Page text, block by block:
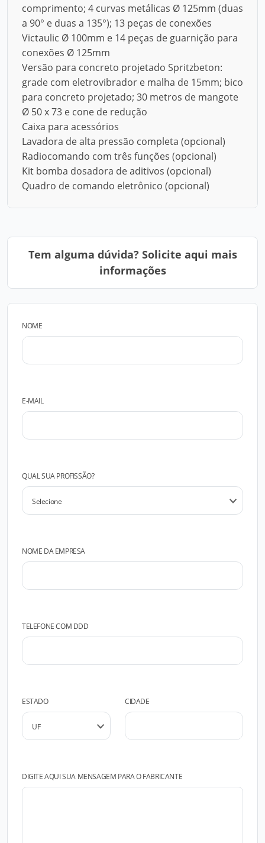
comprimento; 4 curvas metálicas Ø 125mm (duas
a 90° e duas a 135°); 13 peças de conexões
Victaulic Ø 100mm e 14 peças de guarnição para
conexões Ø 125mm
Versão para concreto projetado Spritzbeton:
grade com eletrovibrador e malha de 15mm; bico
para concreto projetado; 30 metros de mangote
Ø 50 x 73 e cone de redução
Caixa para acessórios
Lavadora de alta pressão completa (opcional)
Radiocomando com três funções (opcional)
Kit bomba dosadora de aditivos (opcional)
Quadro de comando eletrônico (opcional)
Tem alguma dúvida? Solicite aqui mais
informações
NOME
E-MAIL
QUAL SUA PROFISSÃO?
NOME DA EMPRESA
TELEFONE COM DDD
ESTADO CIDADE
DIGITE AQUI SUA MENSAGEM PARA O FABRICANTE